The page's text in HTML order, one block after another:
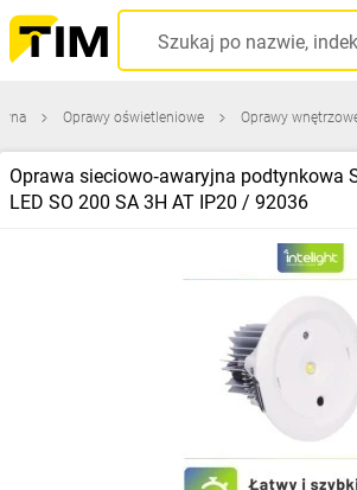
Oprawy oświetleniowe Oprawy
Oprawa sieciowo‑awaryjna podtynkowa
LED SO 200 SA 3H AT IP20 / 92036